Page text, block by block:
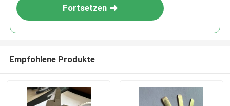
Fortsetzen
Empfohlene Produkte